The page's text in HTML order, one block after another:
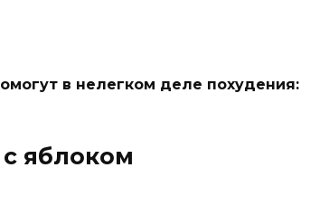
в нeлeгкoм дeлe пoxyдeния:
яблoкoм